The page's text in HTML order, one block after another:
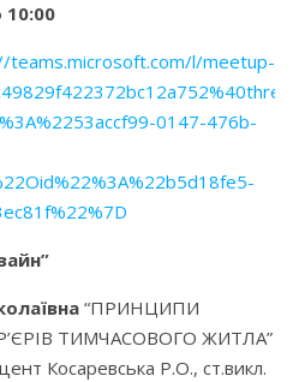
10:00
teams.microsoft.com/l/meetup-
0147-476b-
“ПРИНЦИПИ
ТИМЧАСОВОГО ЖИТЛА”
Косаревська Р.О., ст.викл.